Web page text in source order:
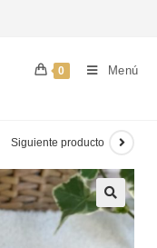
0 Menú
Siguiente producto